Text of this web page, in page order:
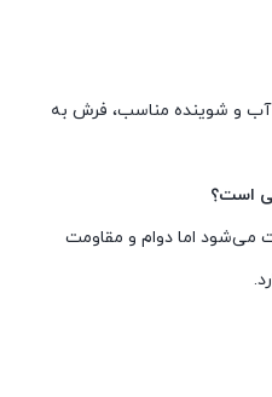
آب و شوینده مناسب، فرش به
است؟
می‌شود اما دوام و مقاومت